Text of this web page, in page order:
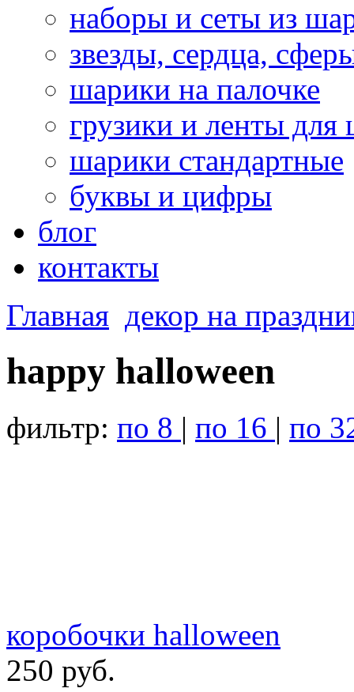
наборы и сеты из
звезды, сердца,
шарики на палочке
грузики и ленты для
шарики стандартные
буквы и цифры
блог
контакты
Главная декор на
happy halloween
фильтр: по 8 | по 16 | по
коробочки halloween
250 руб.